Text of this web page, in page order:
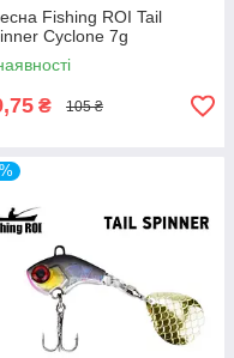
Fishing ROI Tail
Cyclone 7g
₴ 105 ₴